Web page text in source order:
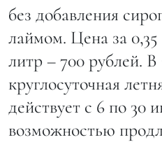
без добавления
лаймом. Цена за 0,35
литр – 700 рублей.
круглосуточная
действует с 6 по 30
возможностью